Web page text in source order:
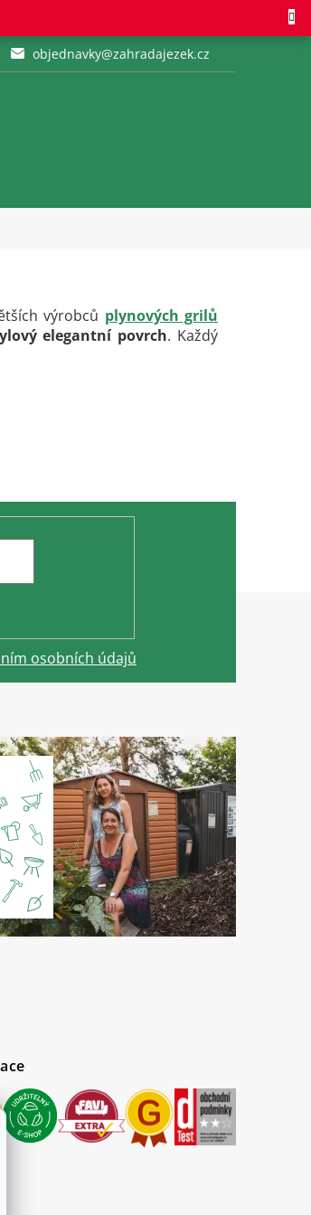
objednavky@zahradajezek.cz
výrobců plynových grilů
elegantní povrch. Každý
osobních údajů